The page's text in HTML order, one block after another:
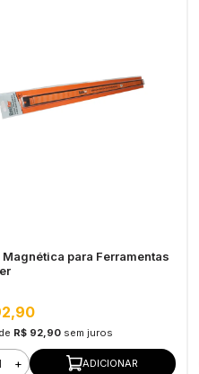
Magnética para Ferramentas
de R$ 92,90 sem juros
+ ADICIONAR